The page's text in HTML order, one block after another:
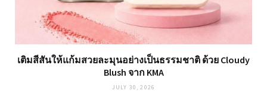
เติมสีสันให้แก้มสวยละมุนอย่างเป็นธรรมชาติ ด้วย Cloudy
Blush จาก KMA
JULY 30, 2026